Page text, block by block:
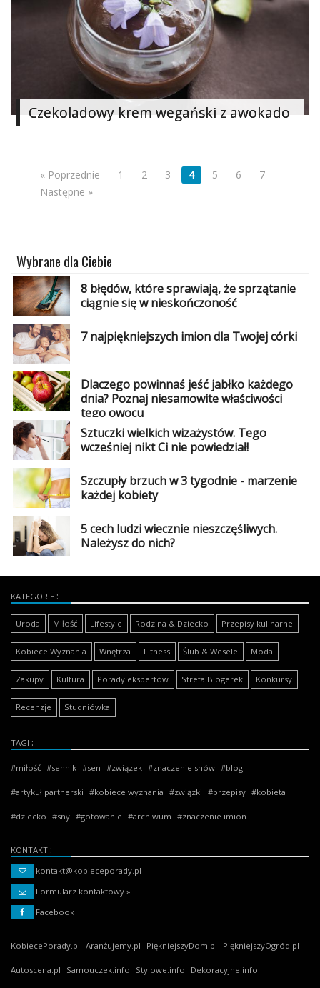
Czekoladowy krem wegański z awokado
« Poprzednie 1 2 3 4 5 6
7
Następne »
Wybrane dla Ciebie
8 błędów, które sprawiają, że sprzątanie
ciągnie się w nieskończoność
7 najpiękniejszych imion dla Twojej córki
Dlaczego powinnaś jeść jabłko każdego
dnia? Poznaj niesamowite właściwości
tego owocu
Sztuczki wielkich wizażystów. Tego
wcześniej nikt Ci nie powiedział!
Szczupły brzuch w 3 tygodnie - marzenie
każdej kobiety
5 cech ludzi wiecznie nieszczęśliwych.
Należysz do nich?
KATEGORIE
Uroda Miłość Lifestyle Rodzina & Dziecko Przepisy kulinarne
Kobiece Wyznania Wnętrza Fitness Ślub & Wesele Moda
Zakupy Kultura Porady ekspertów Strefa Blogerek Konkursy
Recenzje Studniówka
TAGI
miłość sennik sen związek znaczenie snów blog
artykuł partnerski kobiece wyznania związki przepisy kobieta
dziecko sny gotowanie archiwum znaczenie imion
KONTAKT
kontakt@kobieceporady.pl
Formularz kontaktowy »
Facebook
KobiecePorady.pl Aranżujemy.pl PiękniejszyDom.pl PiękniejszyOgród.pl
Autoscena.pl Samouczek.info Stylowe.info Dekoracyjne.info